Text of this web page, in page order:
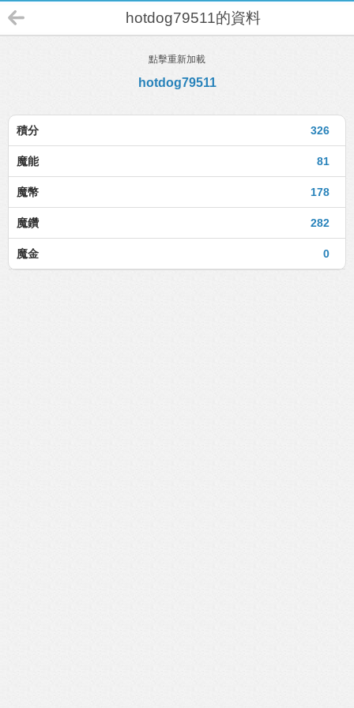
hotdog79511的資料
點擊重新加載
hotdog79511
326
積分
81
魔能
178
魔幣
282
魔鑽
0
魔金